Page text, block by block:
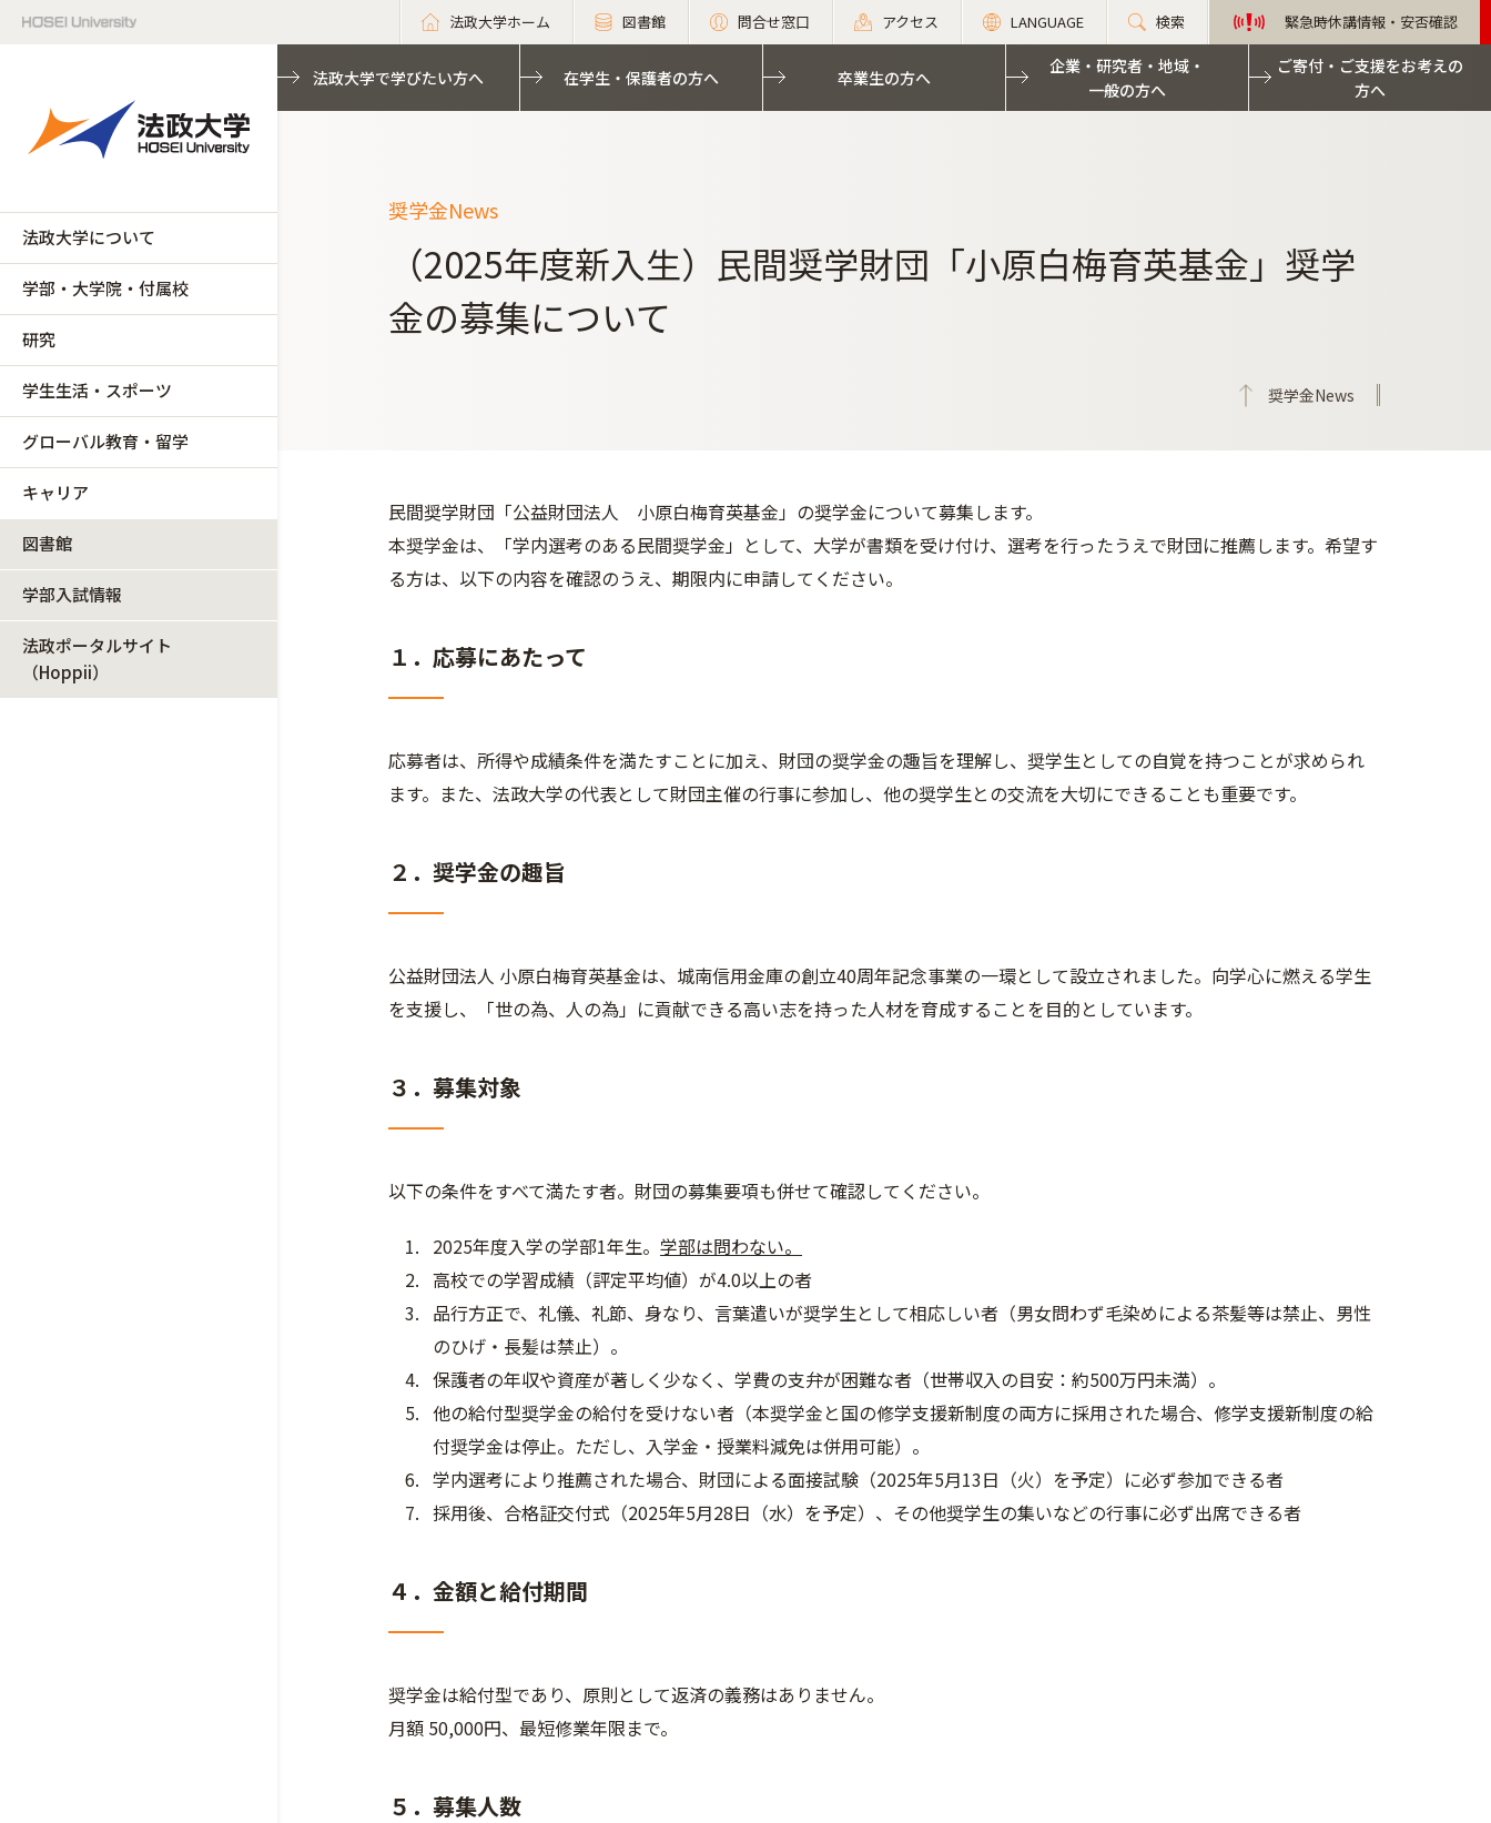
法政大学ホーム 図書館 問合せ窓口 アクセス LANGUAGE 検索 緊急時休講情報・安否確認
法政大学について
学部・大学院・付属校
研究
学生生活・スポーツ
グローバル教育・留学
キャリア
図書館
学部入試情報
法政ポータルサイト
（Hoppii）
法政大学で学びたい方へ 在学生・保護者の方へ 卒業生の方へ
企業・研究者・地域・
一般の方へ
ご寄付・ご支援をお考えの
方へ
奨学金News
（2025年度新入生）民間奨学財団「小原白梅育英基金」奨学
金の募集について
奨学金News
民間奨学財団「公益財団法人 小原白梅育英基金」の奨学金について募集します。
本奨学金は、「学内選考のある民間奨学金」として、大学が書類を受け付け、選考を行ったうえで財団に推薦します。希望す
る方は、以下の内容を確認のうえ、期限内に申請してください。
１．応募にあたって
応募者は、所得や成績条件を満たすことに加え、財団の奨学金の趣旨を理解し、奨学生としての自覚を持つことが求められ
ます。また、法政大学の代表として財団主催の行事に参加し、他の奨学生との交流を大切にできることも重要です。
２．奨学金の趣旨
公益財団法人 小原白梅育英基金は、城南信用金庫の創立40周年記念事業の一環として設立されました。向学心に燃える学生
を支援し、「世の為、人の為」に貢献できる高い志を持った人材を育成することを目的としています。
３．募集対象
以下の条件をすべて満たす者。財団の募集要項も併せて確認してください。
2025年度入学の学部1年生。 学部は問わない。
高校での学習成績（評定平均値）が4.0以上の者
品行方正で、礼儀、礼節、身なり、言葉遣いが奨学生として相応しい者（男女問わず毛染めによる茶髪等は禁止、男性
のひげ・長髪は禁止）。
保護者の年収や資産が著しく少なく、学費の支弁が困難な者（世帯収入の目安：約500万円未満）。
他の給付型奨学金の給付を受けない者（本奨学金と国の修学支援新制度の両方に採用された場合、修学支援新制度の給
付奨学金は停止。ただし、入学金・授業料減免は併用可能）。
学内選考により推薦された場合、財団による面接試験（2025年5月13日（火）を予定）に必ず参加できる者
採用後、合格証交付式（2025年5月28日（水）を予定）、その他奨学生の集いなどの行事に必ず出席できる者
４．金額と給付期間
奨学金は給付型であり、原則として返済の義務はありません。
月額 50,000円、最短修業年限まで。
５．募集人数